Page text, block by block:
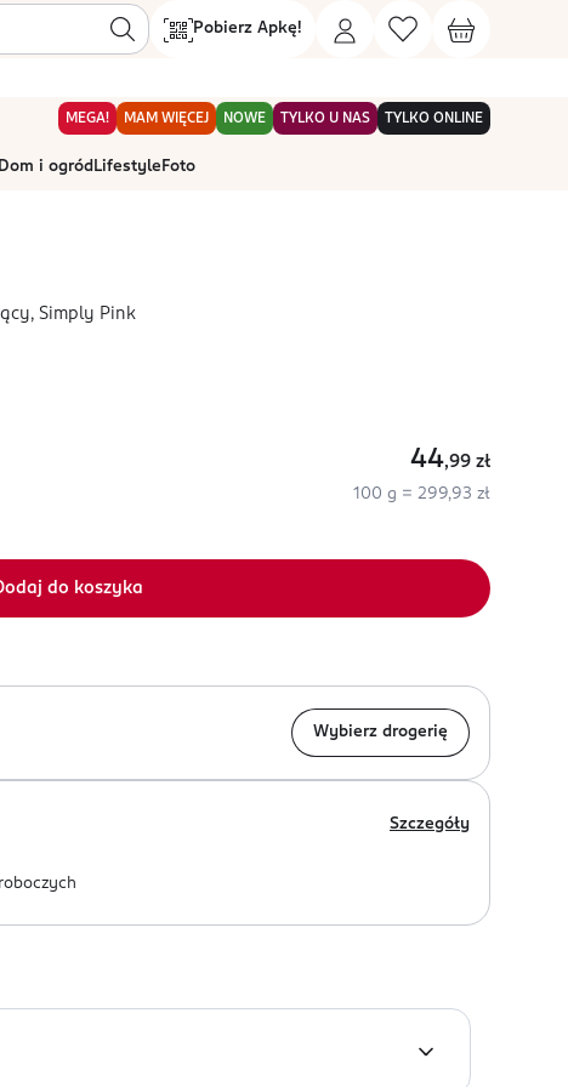
Pobierz Apkę!
MEGA! MAM WIĘCEJ NOWE TYLKO U NAS TYLKO ONLINE
Dom i ogród Lifestyle Foto
Simply Pink
44,99 zł
100 g = 299,93 zł
do koszyka
Wybierz drogerię
Szczegóły
roboczych